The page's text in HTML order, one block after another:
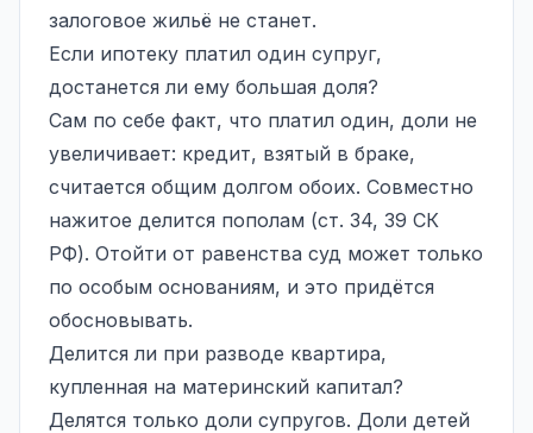
залоговое жильё не станет.
Если ипотеку платил один супруг,
достанется ли ему большая доля?
Сам по себе факт, что платил один, доли не
увеличивает: кредит, взятый в браке,
считается общим долгом обоих. Совместно
нажитое делится пополам (ст. 34, 39 СК
РФ). Отойти от равенства суд может только
по особым основаниям, и это придётся
обосновывать.
Делится ли при разводе квартира,
купленная на материнский капитал?
Делятся только доли супругов. Доли детей